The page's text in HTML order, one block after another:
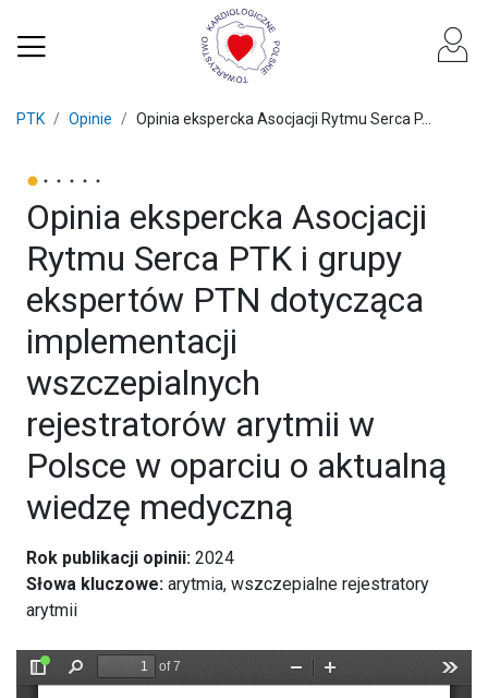
PTK Opinie Opinia ekspercka Asocjacji Rytmu Serca P...
Opinia ekspercka Asocjacji
Rytmu Serca PTK i grupy
ekspertów PTN dotycząca
implementacji
wszczepialnych
rejestratorów arytmii w
Polsce w oparciu o aktualną
wiedzę medyczną
Rok publikacji opinii: 2024
Słowa kluczowe: arytmia, wszczepialne rejestratory
arytmii